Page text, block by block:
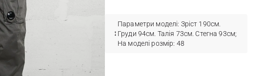
Параметри моделі: Зріст 190см.
Груди 94см. Талія 73см. Стегна 93см;
На моделі розмір: 48